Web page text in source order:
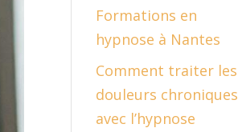
Formations en
hypnose à Nantes
Comment traiter les
douleurs chroniques
avec l’hypnose